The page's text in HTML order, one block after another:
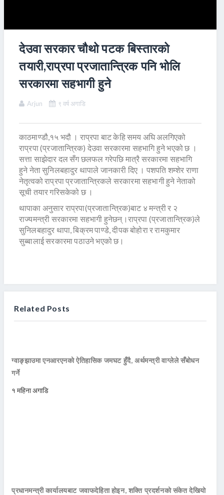
देउवा सरकार चौथो पटक बिस्तारको
तयारी,राप्रपा प्रजातान्त्रिक पनि भोलि
सरकारमा सहभागी हुने
Arjun ९ वर्ष अगाडि
काठमाण्डौ,१५ भदौ । राप्रपा बाट केहि समय अघि अलगिएको
राप्रपा (प्रजातान्त्रिक) देउवा सरकारमा सहभागि हुने भएको छ ।
सत्ता साझेदार दल सँग छलफल गरेपछि मात्रै सरकारमा सहभागि
हुने नेता सुनिलबहादुर थापाले जानकारी दिए । पशपति शम्शेर राणा
नेतृत्वको राप्रपा प्रजातान्त्रिकले सरकारमा सहभागी हुने नेताको
सूची तयार गरिसकेको छ ।
थापाका अनुसार राप्रपा(प्रजातान्त्रिक)बाट ४ मन्त्री र २
राज्यमन्त्री सरकारमा सहभागी हुनेछन्।राप्रपा (प्रजातान्त्रिक)ले
सुनिलबहादुर थापा, बिक्रम पाण्डे, दीपक बोहोरा र रामकुमार
सुब्बालाई सरकारमा पठाउने भएको छ।
Related Posts
ग्वाङ्झाउमा एनआरएनको ऐतिहासिक जमघट हुँदै, अर्थमन्त्री वाग्लेले सँबोधन
गर्ने
१ महिना अगाडि
प्रधानमन्त्री कार्यालयबाट जवाफदेहिता होइन, शक्ति प्रदर्शनको संकेत देखियो